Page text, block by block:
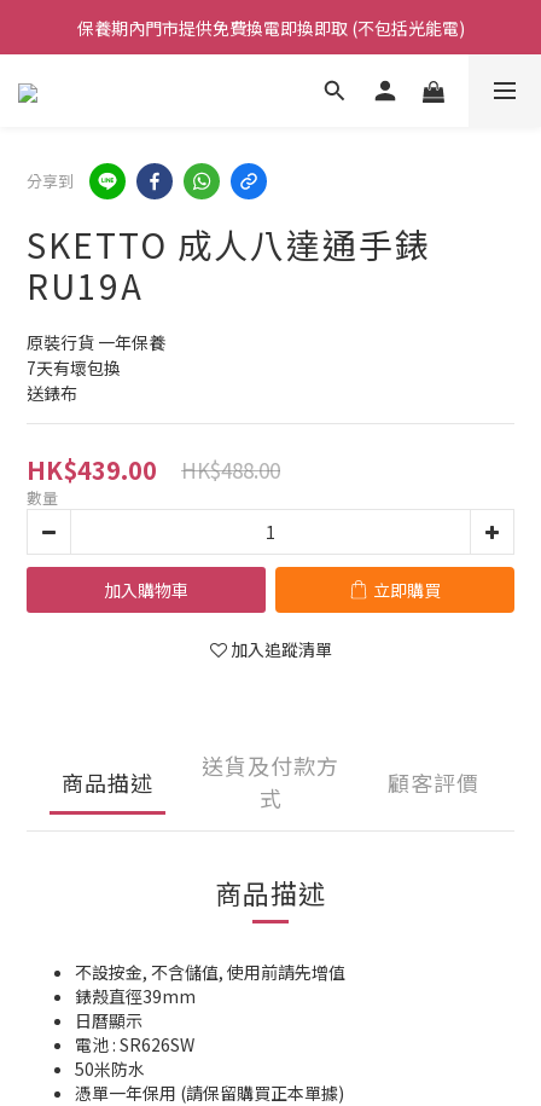
凡購買任何產品滿$500免運費（香港/澳門）
保養期內門市提供免費換電即換即取 (不包括光能電)
凡購買任何產品滿$500免運費（香港/澳門）
分享到
SKETTO 成人八達通手錶
RU19A
原裝行貨 一年保養
7天有壞包換
送錶布
HK$439.00 HK$488.00
數量
加入購物車 立即購買
加入追蹤清單
商品描述
送貨及付款方
式
顧客評價
商品描述
不設按金, 不含儲值, 使用前請先增值
錶殼直徑39mm
日曆顯示
電池 : SR626SW
50米防水
憑單一年保用 (請保留購買正本單據)